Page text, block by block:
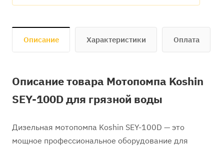
Описание Характеристики Оплата
Описание товара Мотопомпа Koshin
SEY-100D для грязной воды
Дизельная мотопомпа Koshin SEY-100D — это
мощное профессиональное оборудование для